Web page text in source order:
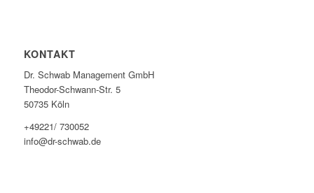
KONTAKT
Dr. Schwab Management GmbH
Theodor-Schwann-Str. 5
50735 Köln
+49221/ 730052
info@dr-schwab.de